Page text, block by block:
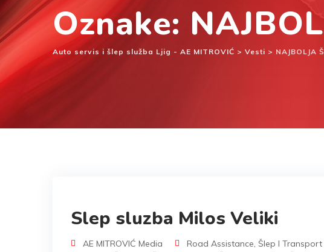
Oznake:
Auto servis i šlep služba Ljig - AE MITROVIĆ > Vesti > NAJBOLJA
Slep sluzba Milos Veliki
AE MITROVIĆ Media Road Assistance, Šlep I